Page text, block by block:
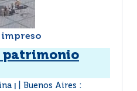
patrimonio
Buenos Aires :